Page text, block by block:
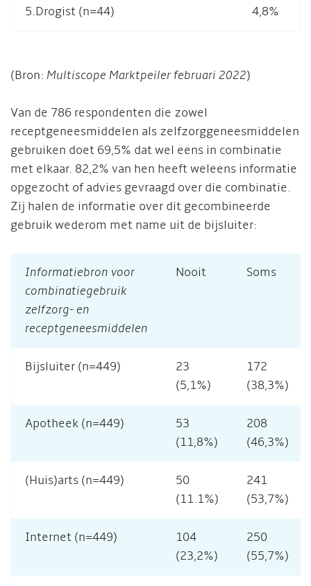
5.Drogist (n=44) 4,8%
(Bron: Multiscope Marktpeiler februari 2022)
Van de 786 respondenten die zowel
receptgeneesmiddelen als zelfzorggeneesmiddelen
gebruiken doet 69,5% dat wel eens in combinatie
met elkaar. 82,2% van hen heeft weleens informatie
opgezocht of advies gevraagd over die combinatie.
Zij halen de informatie over dit gecombineerde
gebruik wederom met name uit de bijsluiter:
Informatiebron voor
combinatiegebruik
zelfzorg- en
receptgeneesmiddelen
Nooit Soms
Bijsluiter (n=449)
23
(5,1%)
172
(38,3%)
Apotheek (n=449)
53
(11,8%)
208
(46,3%)
(Huis)arts (n=449)
50
(11.1%)
241
(53,7%)
Internet (n=449)
104
(23,2%)
250
(55,7%)